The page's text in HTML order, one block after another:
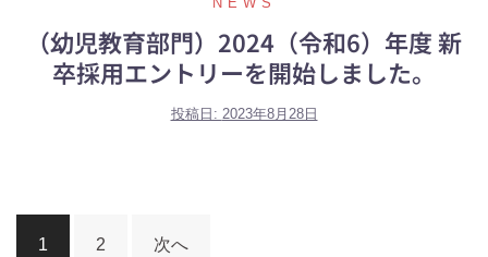
（幼児教育部門）2024（令和6）年度 新
卒採用エントリーを開始しました。
投稿日: 2023年8月28日
1 2 次へ